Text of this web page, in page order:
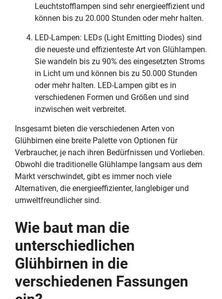
Leuchtstofflampen sind sehr energieeffizient und
können bis zu 20.000 Stunden oder mehr halten.
LED-Lampen: LEDs (Light Emitting Diodes) sind
die neueste und effizienteste Art von Glühlampen.
Sie wandeln bis zu 90% des eingesetzten Stroms
in Licht um und können bis zu 50.000 Stunden
oder mehr halten. LED-Lampen gibt es in
verschiedenen Formen und Größen und sind
inzwischen weit verbreitet.
Insgesamt bieten die verschiedenen Arten von
Glühbirnen eine breite Palette von Optionen für
Verbraucher, je nach ihren Bedürfnissen und Vorlieben.
Obwohl die traditionelle Glühlampe langsam aus dem
Markt verschwindet, gibt es immer noch viele
Alternativen, die energieeffizienter, langlebiger und
umweltfreundlicher sind.
Wie baut man die
unterschiedlichen
Glühbirnen in die
verschiedenen Fassungen